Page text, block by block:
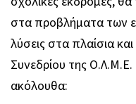
στα προβλήματα των
λύσεις στα πλαίσια
Συνεδρίου της
ακόλουθα: